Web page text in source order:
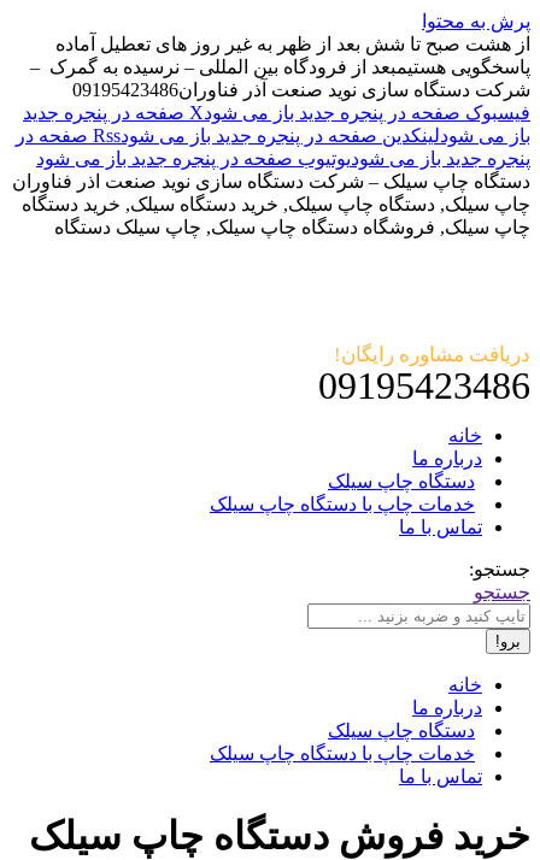
پرش به محتوا
از هشت صبح تا شش بعد از ظهر به غیر روز های تعطیل آماده
پاسخگویی هستیمبعد از فرودگاه بین المللی – نرسیده به گمرک –
شرکت دستگاه سازی نوید صنعت آذر فناوران09195423486
فیسبوک صفحه در پنجره جدید باز می شود
X صفحه در پنجره جدید
باز می شودلینکدین صفحه در پنجره جدید باز می شود
Rss صفحه در
پنجره جدید باز می شودیوتیوب صفحه در پنجره جدید باز می شود
دستگاه چاپ سیلک – شرکت دستگاه سازی نوید صنعت اذر فناوران
چاپ سیلک, دستگاه چاپ سیلک, خرید دستگاه سیلک, خرید دستگاه
چاپ سیلک, فروشگاه دستگاه چاپ سیلک, چاپ سیلک دستگاه
دریافت مشاوره رایگان!
09195423486
خانه
درباره ما
دستگاه چاپ سیلک
خدمات چاپ با دستگاه چاپ سیلک
تماس با ما
جستجو:
جستجو
خانه
درباره ما
دستگاه چاپ سیلک
خدمات چاپ با دستگاه چاپ سیلک
تماس با ما
خرید فروش دستگاه چاپ سیلک